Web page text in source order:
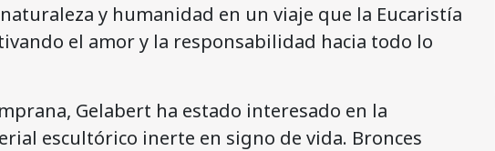
y humanidad en un viaje que la Eucaristía
el amor y la responsabilidad hacia todo lo
Gelabert ha estado interesado en la
escultórico inerte en signo de vida. Bronces